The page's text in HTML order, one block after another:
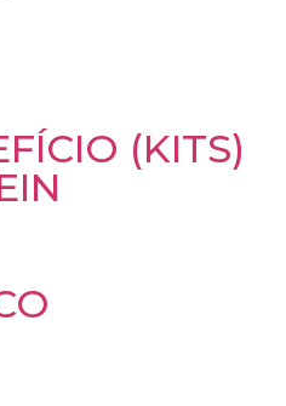
(KITS)